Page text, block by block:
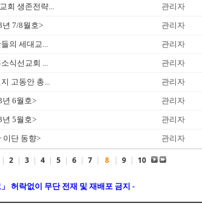
회 생존전략... 관리자
년 7/8월호> 관리자
의 세대교... 관리자
식선교회 ... 관리자
고동안 총... 관리자
년 6월호> 관리자
년 5월호> 관리자
이단 동향> 관리자
| 2 | 3 | 4 | 5 | 6 | 7 | 8 | 9 | 10
허락없이 무단 전재 및 재배포 금지 -